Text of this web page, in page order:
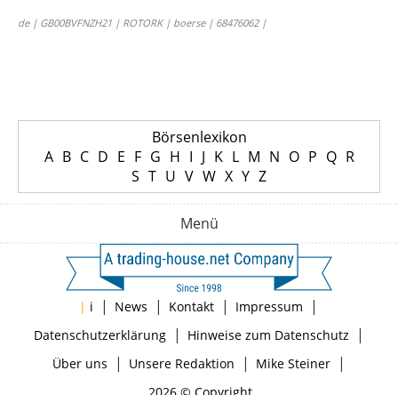
de | GB00BVFNZH21 | ROTORK | boerse | 68476062 |
Börsenlexikon
A B C D E F G H I J K L M N O P Q R
S T U V W X Y Z
Menü
| i | News | Kontakt | Impressum |
Datenschutzerklärung| Hinweise zum Datenschutz |
Über uns | Unsere Redaktion | Mike Steiner|